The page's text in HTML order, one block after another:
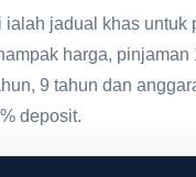
ialah jadual khas untuk
harga, pinjaman
9 tahun dan
deposit.